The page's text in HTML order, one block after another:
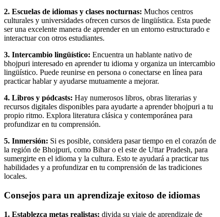
2. Escuelas de idiomas y clases nocturnas: Muchos centros
culturales y universidades ofrecen cursos de lingüística. Esta puede
ser una excelente manera de aprender en un entorno estructurado e
interactuar con otros estudiantes.
3. Intercambio lingüístico: Encuentra un hablante nativo de
bhojpuri interesado en aprender tu idioma y organiza un intercambio
lingüístico. Puede reunirse en persona o conectarse en línea para
practicar hablar y ayudarse mutuamente a mejorar.
4. Libros y pódcasts: Hay numerosos libros, obras literarias y
recursos digitales disponibles para ayudarte a aprender bhojpuri a tu
propio ritmo. Explora literatura clásica y contemporánea para
profundizar en tu comprensión.
5. Inmersión: Si es posible, considera pasar tiempo en el corazón de
la región de Bhojpuri, como Bihar o el este de Uttar Pradesh, para
sumergirte en el idioma y la cultura. Esto te ayudará a practicar tus
habilidades y a profundizar en tu comprensión de las tradiciones
locales.
Consejos para un aprendizaje exitoso de idiomas
1. Establezca metas realistas: divida su viaje de aprendizaje de